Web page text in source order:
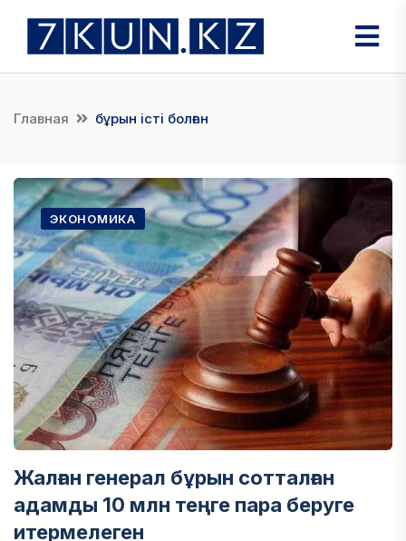
Главная бұрын істі болған
ЭКОНОМИКА
Жалған генерал бұрын сотталған
адамды 10 млн теңге пара беруге
итермелеген